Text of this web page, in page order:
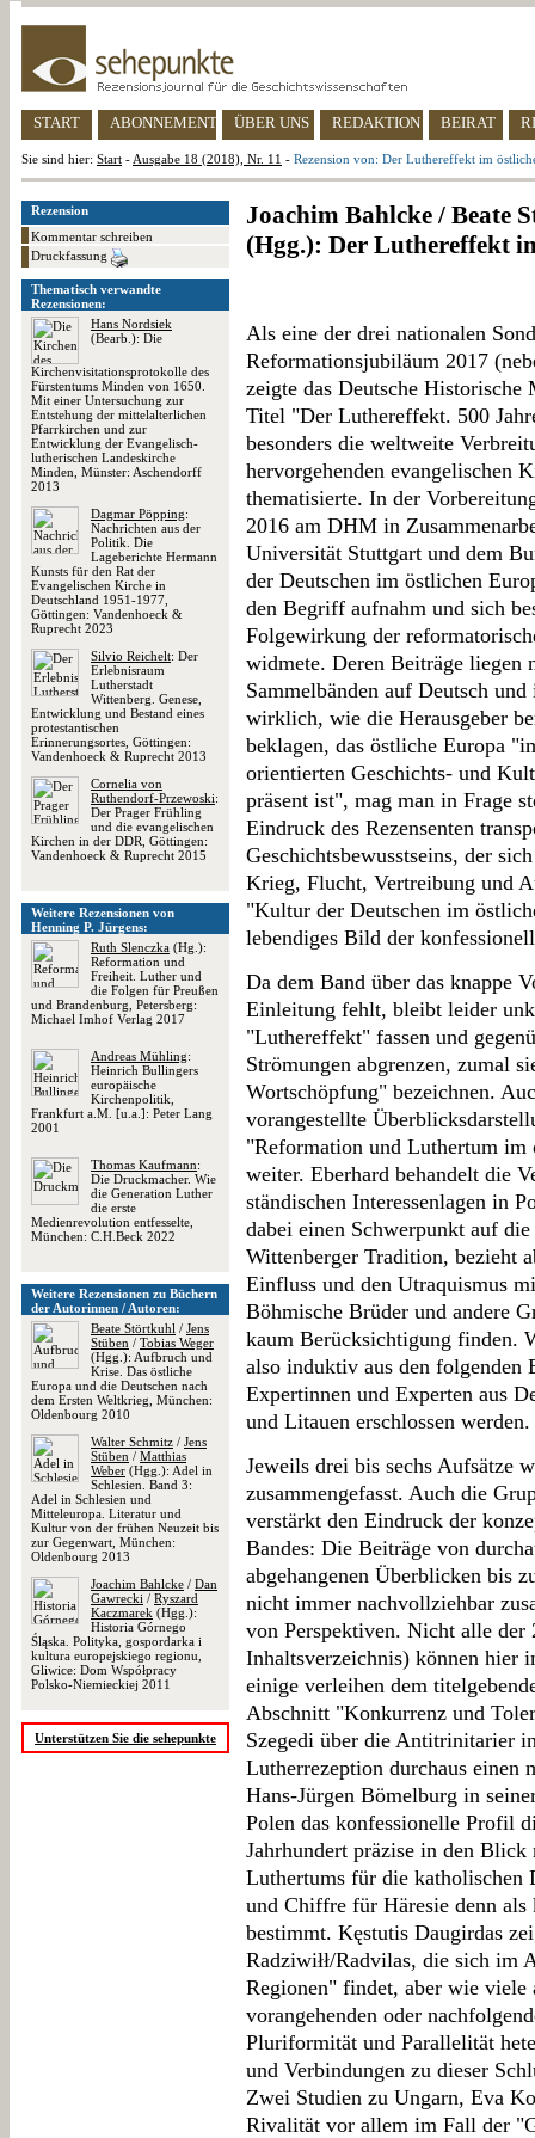
START ABONNEMENT ÜBER UNS REDAKTION BEIRAT
Sie sind hier: Start - Ausgabe 18 (2018), Nr. 11 - Rezension von: Der Luthereffekt im
Rezension
Kommentar schreiben
Druckfassung
Thematisch verwandte
Rezensionen:
Hans Nordsiek
(Bearb.): Die
Kirchenvisitationsprotokolle des
Fürstentums Minden von 1650.
Mit einer Untersuchung zur
Entstehung der mittelalterlichen
Pfarrkirchen und zur
Entwicklung der Evangelisch-
lutherischen Landeskirche
Minden, Münster: Aschendorff
2013
Dagmar Pöpping:
Nachrichten aus der
Politik. Die
Lageberichte Hermann
Kunsts für den Rat der
Evangelischen Kirche in
Deutschland 1951-1977,
Göttingen: Vandenhoeck &
Ruprecht 2023
Silvio Reichelt: Der
Erlebnisraum
Lutherstadt
Wittenberg. Genese,
Entwicklung und Bestand eines
protestantischen
Erinnerungsortes, Göttingen:
Vandenhoeck & Ruprecht 2013
Cornelia von
Ruthendorf-Przewoski:
Der Prager Frühling
und die evangelischen
Kirchen in der DDR, Göttingen:
Vandenhoeck & Ruprecht 2015
Weitere Rezensionen von
Henning P. Jürgens:
Ruth Slenczka (Hg.):
Reformation und
Freiheit. Luther und
die Folgen für Preußen
und Brandenburg, Petersberg:
Michael Imhof Verlag 2017
Andreas Mühling:
Heinrich Bullingers
europäische
Kirchenpolitik,
Frankfurt a.M. [u.a.]: Peter Lang
2001
Thomas Kaufmann:
Die Druckmacher. Wie
die Generation Luther
die erste
Medienrevolution entfesselte,
München: C.H.Beck 2022
Weitere Rezensionen zu Büchern
der Autorinnen / Autoren:
Beate Störtkuhl / Jens
Stüben / Tobias Weger
(Hgg.): Aufbruch und
Krise. Das östliche
Europa und die Deutschen nach
dem Ersten Weltkrieg, München:
Oldenbourg 2010
Walter Schmitz / Jens
Stüben / Matthias
Weber (Hgg.): Adel in
Schlesien. Band 3:
Adel in Schlesien und
Mitteleuropa. Literatur und
Kultur von der frühen Neuzeit bis
zur Gegenwart, München:
Oldenbourg 2013
Joachim Bahlcke / Dan
Gawrecki / Ryszard
Kaczmarek (Hgg.):
Historia Górnego
Śląska. Polityka, gospordarka i
kultura europejskiego regionu,
Gliwice: Dom Współpracy
Polsko-Niemieckiej 2011
Unterstützen Sie die sehepunkte
Joachim Bahlcke / Beate
(Hgg.): Der Luthereffekt
Als eine der drei nationalen
Reformationsjubiläum 2017
zeigte das Deutsche
Titel "Der Luthereffekt. 500
besonders die weltweite
hervorgehenden evangelischen
thematisierte. In der
2016 am DHM in
Universität Stuttgart und dem
der Deutschen im östlichen
den Begriff aufnahm und sich
Folgewirkung der
widmete. Deren Beiträge liegen
Sammelbänden auf Deutsch
wirklich, wie die Herausgeber
beklagen, das östliche Europa
orientierten Geschichts- und
präsent ist", mag man in Frage
Eindruck des Rezensenten
Geschichtsbewusstseins, der
Krieg, Flucht, Vertreibung und
"Kultur der Deutschen im
lebendiges Bild der
Da dem Band über das knappe
Einleitung fehlt, bleibt leider
"Luthereffekt" fassen und
Strömungen abgrenzen, zumal
Wortschöpfung" bezeichnen.
vorangestellte
"Reformation und Luthertum
weiter. Eberhard behandelt die
ständischen Interessenlagen in
dabei einen Schwerpunkt auf
Wittenberger Tradition, bezieht
Einfluss und den Utraquismus
Böhmische Brüder und andere
kaum Berücksichtigung finden.
also induktiv aus den folgenden
Expertinnen und Experten aus
und Litauen erschlossen werden.
Jeweils drei bis sechs Aufsätze
zusammengefasst. Auch die
verstärkt den Eindruck der
Bandes: Die Beiträge von
abgehangenen Überblicken bis
nicht immer nachvollziehbar
von Perspektiven. Nicht alle der
Inhaltsverzeichnis) können hier
einige verleihen dem
Abschnitt "Konkurrenz und
Szegedi über die Antitrinitarier
Lutherrezeption durchaus
Hans-Jürgen Bömelburg in
Polen das konfessionelle Profil
Jahrhundert präzise in den
Luthertums für die katholischen
und Chiffre für Häresie denn als
bestimmt. Kęstutis Daugirdas
Radziwiłł/Radvilas, die sich im
Regionen" findet, aber wie viele
vorangehenden oder
Pluriformität und Parallelität
und Verbindungen zu dieser
Zwei Studien zu Ungarn, Eva
Rivalität vor allem im Fall der